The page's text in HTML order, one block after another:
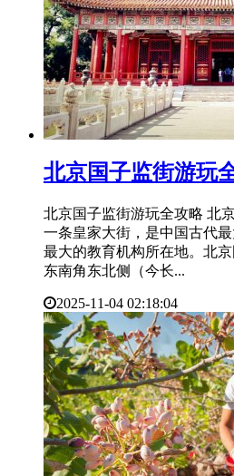
北京国子监街游玩
北京国子监街游玩全攻略 北
一条皇家大街，是中国古代
最大的教育机构所在地。北
东南角东北侧（今长...
2025-11-04 02:18:04